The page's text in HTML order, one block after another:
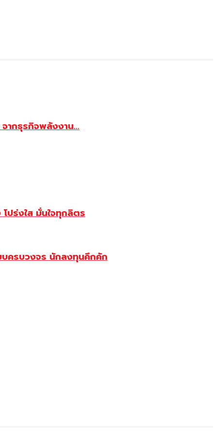
ากธุรกิจพลังงาน...
ปร่งใส มั่นใจทุกลิตร
บครบวงจร นักลงทุนคึกคัก